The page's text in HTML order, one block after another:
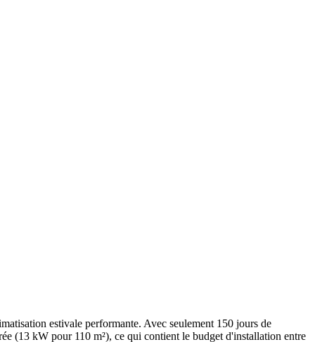
estivale performante. Avec seulement 150 jours de
(13 kW pour 110 m²), ce qui contient le budget d'installation entre